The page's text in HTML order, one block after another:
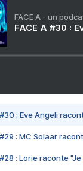
FACE A - un
FACE A #30 :
#30 : Eve Angeli
#29 : MC Solaar
#28 : Lorie raconte